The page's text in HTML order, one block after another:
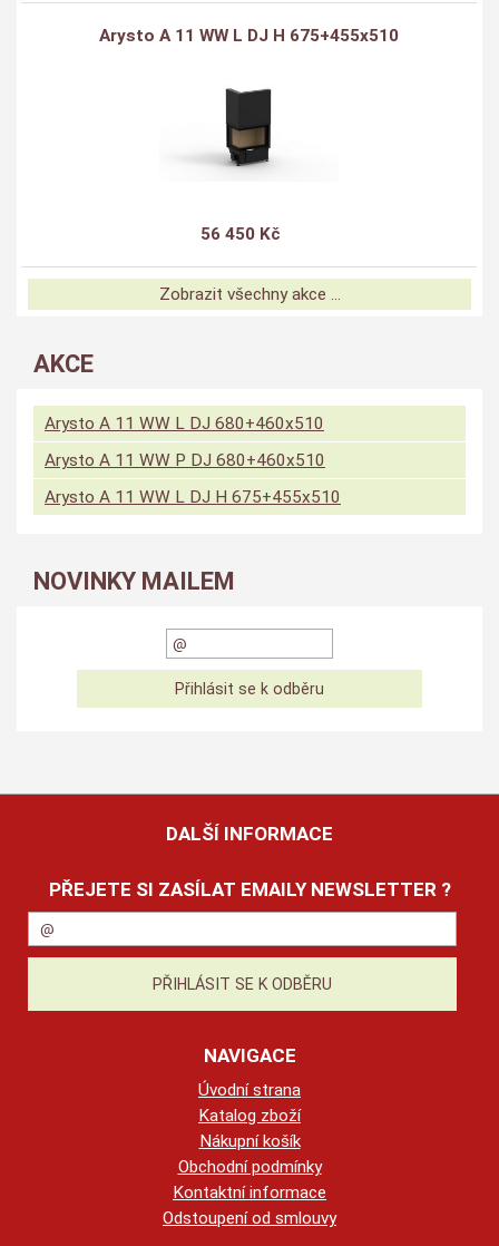
Arysto A 11 WW L DJ H 675+455x510
56 450 Kč
Zobrazit všechny akce ...
AKCE
Arysto A 11 WW L DJ 680+460x510
Arysto A 11 WW P DJ 680+460x510
Arysto A 11 WW L DJ H 675+455x510
NOVINKY MAILEM
DALŠÍ INFORMACE
PŘEJETE SI ZASÍLAT EMAILY NEWSLETTER ?
NAVIGACE
Úvodní strana
Katalog zboží
Nákupní košík
Obchodní podmínky
Kontaktní informace
Odstoupení od smlouvy